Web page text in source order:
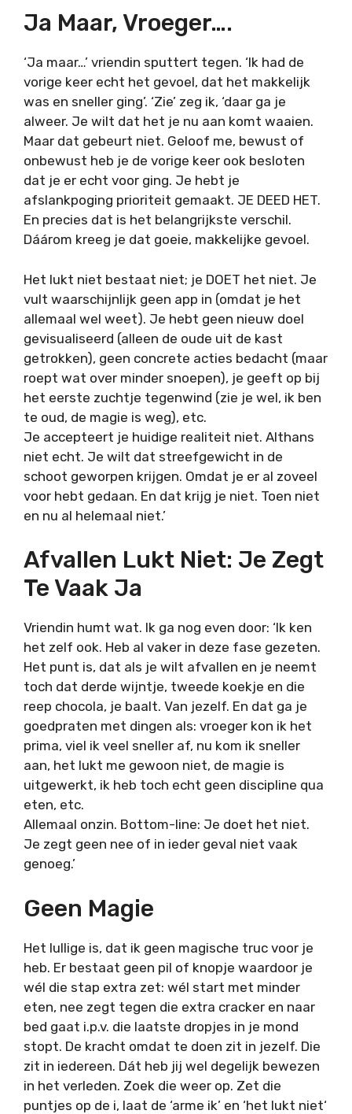
Ja Maar, Vroeger….
‘Ja maar…’ vriendin sputtert tegen. ‘Ik had de
vorige keer echt het gevoel, dat het makkelijk
was en sneller ging’. ‘Zie’ zeg ik, ‘daar ga je
alweer. Je wilt dat het je nu aan komt waaien.
Maar dat gebeurt niet. Geloof me, bewust of
onbewust heb je de vorige keer ook besloten
dat je er echt voor ging. Je hebt je
afslankpoging prioriteit gemaakt. JE DEED HET.
En precies dat is het belangrijkste verschil.
Dáárom kreeg je dat goeie, makkelijke gevoel.
Het lukt niet bestaat niet; je DOET het niet. Je
vult waarschijnlijk geen app in (omdat je het
allemaal wel weet). Je hebt geen nieuw doel
gevisualiseerd (alleen de oude uit de kast
getrokken), geen concrete acties bedacht (maar
roept wat over minder snoepen), je geeft op bij
het eerste zuchtje tegenwind (zie je wel, ik ben
te oud, de magie is weg), etc.
Je accepteert je huidige realiteit niet. Althans
niet echt. Je wilt dat streefgewicht in de
schoot geworpen krijgen. Omdat je er al zoveel
voor hebt gedaan. En dat krijg je niet. Toen niet
en nu al helemaal niet.’
Afvallen Lukt Niet: Je Zegt
Te Vaak Ja
Vriendin humt wat. Ik ga nog even door: ‘Ik ken
het zelf ook. Heb al vaker in deze fase gezeten.
Het punt is, dat als je wilt afvallen en je neemt
toch dat derde wijntje, tweede koekje en die
reep chocola, je baalt. Van jezelf. En dat ga je
goedpraten met dingen als: vroeger kon ik het
prima, viel ik veel sneller af, nu kom ik sneller
aan, het lukt me gewoon niet, de magie is
uitgewerkt, ik heb toch echt geen discipline qua
eten, etc.
Allemaal onzin. Bottom-line: Je doet het niet.
Je zegt geen nee of in ieder geval niet vaak
genoeg.’
Geen Magie
Het lullige is, dat ik geen magische truc voor je
heb. Er bestaat geen pil of knopje waardoor je
wél die stap extra zet: wél start met minder
eten, nee zegt tegen die extra cracker en naar
bed gaat i.p.v. die laatste dropjes in je mond
stopt. De kracht omdat te doen zit in jezelf. Die
zit in iedereen. Dát heb jij wel degelijk bewezen
in het verleden. Zoek die weer op. Zet die
puntjes op de i, laat de ‘arme ik’ en ‘het lukt niet‘